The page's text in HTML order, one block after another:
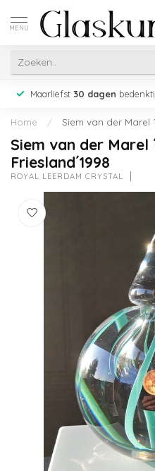
MENU
Maarliefst 30 dagen
Home / Siem van der Marel
Siem van der Marel
Friesland´1998
ROYAL LEERDAM CRYSTAL